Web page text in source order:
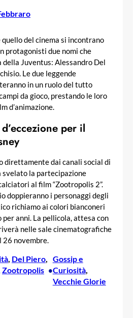
quello del cinema si incontrano
protagonisti due nomi che
Juventus: Alessandro Del
Le due leggende
in un ruolo del tutto
da gioco, prestando le loro
d’animazione.
per il
direttamente dai canali social di
svelato la partecipazione
al film “Zootropolis 2”.
doppieranno i personaggi degli
richiamo ai colori bianconeri
per anni. La pellicola, attesa con
nelle sale cinematografiche
26 novembre.
, Del Piero
Zootropolis •
Gossip e
Curiosità
Vecchie Glorie